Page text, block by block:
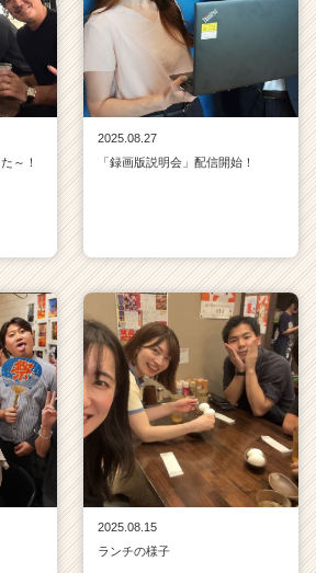
～！
2025.08.27
「録画版説明会」配信開始！
2025.08.15
ランチの様子